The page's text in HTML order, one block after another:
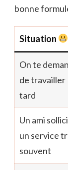
bonne
Situation
On te
de travailler
tard
Un ami
un service
souvent